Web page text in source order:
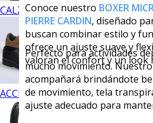
CALZADO
ACCESORIOS
Conoce nuestro BOXER
PIERRE CARDIN, diseñado
buscan combinar estilo y
ofrece un ajuste suave y
valoran el confort y un look
Perfecto para actividades
mucho movimiento.
acompañará brindándote
de movimiento, tela
ajuste adecuado para